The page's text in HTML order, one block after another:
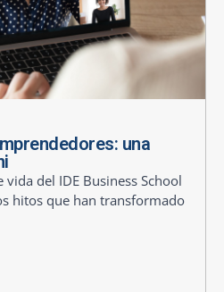
una
del IDE Business School
hitos que han transformado